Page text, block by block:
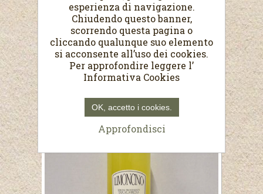
esperienza di navigazione.
Chiudendo questo banner,
scorrendo questa pagina o
cliccando qualunque suo elemento
si acconsente all’uso dei cookies.
Per approfondire leggere l’
Informativa Cookies
OK, accetto i cookies.
Approfondisci